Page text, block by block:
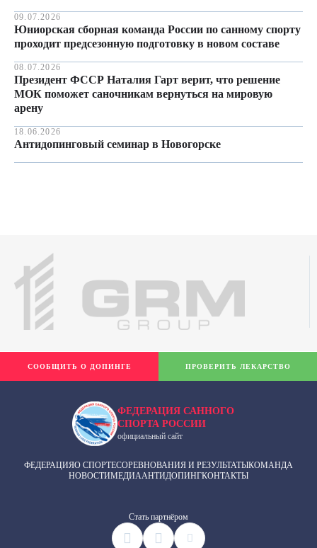
09.07.2026
Юниорская сборная команда России по санному спорту
проходит предсезонную подготовку в новом составе
08.07.2026
Президент ФССР Наталия Гарт верит, что решение
МОК поможет саночникам вернуться на мировую
арену
18.06.2026
Антидопинговый семинар в Новогорске
ФЕДЕРАЦИЯ САННОГО
СПОРТА РОССИИ
официальный сайт
ФЕДЕРАЦИЯО СПОРТЕСОРЕВНОВАНИЯ И РЕЗУЛЬТАТЫКОМАНДА
НОВОСТИМЕДИААНТИДОПИНГКОНТАКТЫ
Cтать партнёром
СООБЩИТЬ О ДОПИНГЕ ПРОВЕРИТЬ ЛЕКАРСТВО